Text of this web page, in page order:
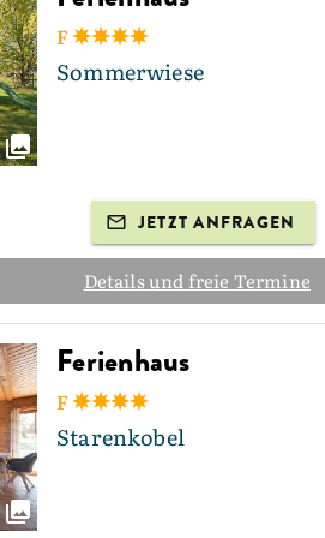
F
Sommerwiese
JETZT ANFRAGEN
Details und freie Termine
Ferienhaus
F
Starenkobel